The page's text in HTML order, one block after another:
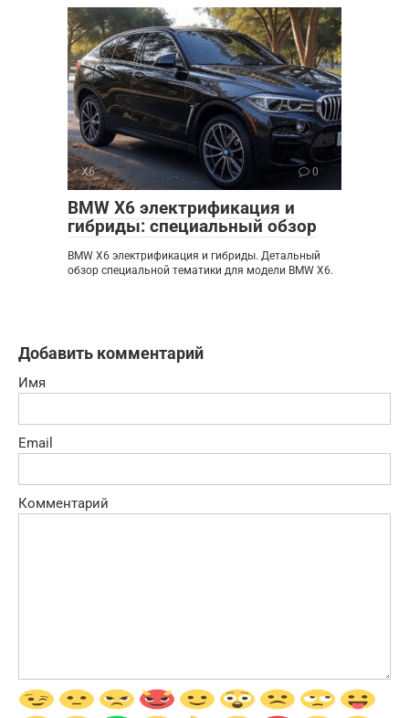
X6 0
BMW X6 электрификация и
гибриды: специальный обзор
BMW X6 электрификация и гибриды. Детальный
обзор специальной тематики для модели BMW X6.
Добавить комментарий
Имя
Email
Комментарий